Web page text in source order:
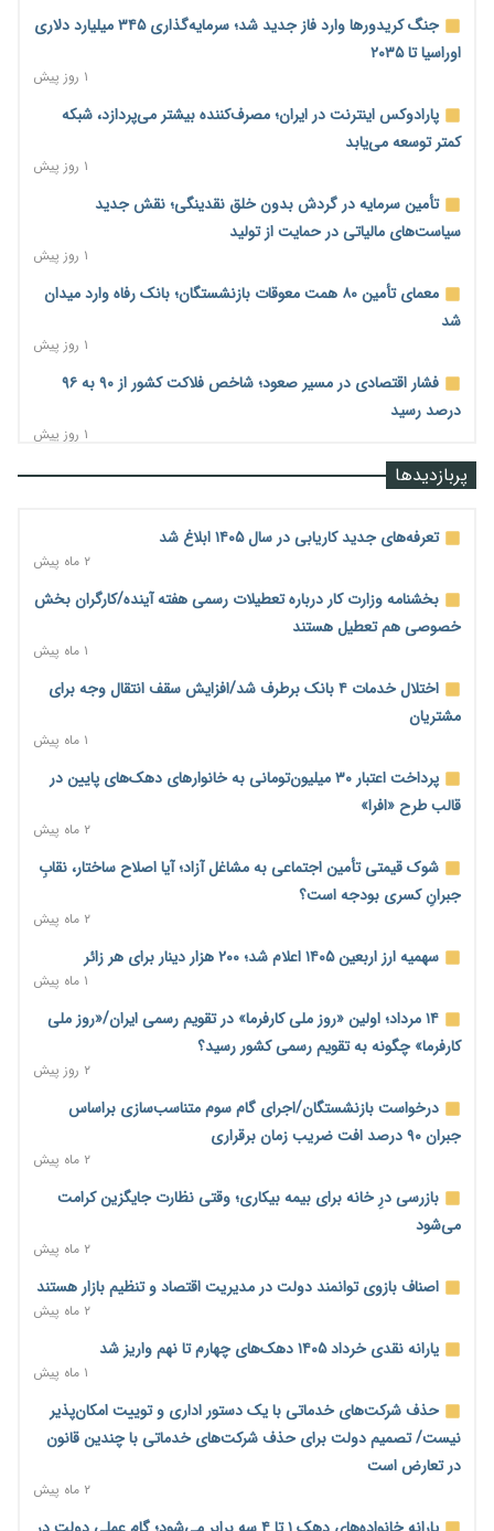
جنگ کریدورها وارد فاز جدید شد؛ سرمایه‌گذاری ۳۴۵ میلیارد دلاری
اوراسیا تا ۲۰۳۵
۱ روز پیش
پارادوکس اینترنت در ایران؛ مصرف‌کننده بیشتر می‌پردازد، شبکه
کمتر توسعه می‌یابد
۱ روز پیش
تأمین سرمایه در گردش بدون خلق نقدینگی؛ نقش جدید
سیاست‌های مالیاتی در حمایت از تولید
۱ روز پیش
معمای تأمین ۸۰ همت معوقات بازنشستگان؛ بانک رفاه وارد میدان
شد
۱ روز پیش
فشار اقتصادی در مسیر صعود؛ شاخص فلاکت کشور از ۹۰ به ۹۶
درصد رسید
۱ روز پیش
رشد ۷۵ هزار میلیاردی بازار خرید اعتباری؛ فین‌تک‌ها وارد میدان
آغاز اجرای پایلوت «ردا کارت» برای دانشجویان تحصیلات تکمیلی
۱ روز پیش
محدودیت تازه برای شبکه بانکی؛ افزایش سپرده قانونی با هدف
کنترل تورم
۱ روز پیش
ترمز تولید خودرو کشیده شد؛ افت ۲۵ درصدی تیراژ ایران‌خودرو،
سایپا و پارس‌خودرو
۱ روز پیش
بنگاه‌داری بانک‌ها؛ مانع بزرگ خانه‌دار شدن مستأجران
نماینده مجلس: توسعه مرزهای زمینی به راهبرد تأمین کالاهای
اساسی تبدیل شود
۱ روز پیش
خانه کارگر قزوین: شکاف دستمزد و هزینه معیشت هر روز عمیق‌تر
می‌شود
۱ روز پیش
رئیس سازمان امور مالیاتی: بلاگرهای پردرآمد مشمول پرداخت
مالیات هستند
۱ روز پیش
پیش‌بینی افزایش تولید برنج؛ نیاز وارداتی کشور به ۵۰۰ هزار تن
کاهش می‌یابد
۱ روز پیش
امضای تفاهم‌نامه تجاری ایران و پاکستان؛ هدف‌گذاری تجارت ۱۰
اختیارات جدید گمرکات برای تمدید ورود موقت کالا و خودرو تا
پایان شهریور ابلاغ شد
۱ روز پیش
پربازدیدها
تعرفه‌های جدید کاریابی در سال ۱۴۰۵ ابلاغ شد
۲ ماه پیش
بخشنامه وزارت کار درباره تعطیلات رسمی هفته آینده/کارگران بخش
خصوصی هم تعطیل هستند
۱ ماه پیش
اختلال خدمات ۴ بانک برطرف شد/افزایش سقف انتقال وجه برای
مشتریان
۱ ماه پیش
پرداخت اعتبار ۳۰ میلیون‌تومانی به خانوارهای دهک‌های پایین در
قالب طرح «افرا»
۲ ماه پیش
شوک قیمتی تأمین اجتماعی به مشاغل آزاد؛ آیا اصلاح ساختار، نقابِ
جبرانِ کسری بودجه است؟
۲ ماه پیش
سهمیه ارز اربعین ۱۴۰۵ اعلام شد؛ ۲۰۰ هزار دینار برای هر زائر
۱ ماه پیش
۱۴ مرداد؛ اولین «روز ملی کارفرما» در تقویم رسمی ایران/«روز ملی
کارفرما» چگونه به تقویم رسمی کشور رسید؟
۲ روز پیش
درخواست بازنشستگان/اجرای گام سوم متناسب‌سازی براساس
جبران ۹۰ درصد افت ضریب زمان برقراری
۲ ماه پیش
بازرسی درِ خانه برای بیمه بیکاری؛ وقتی نظارت جایگزین کرامت
می‌شود
۲ ماه پیش
اصناف بازوی توانمند دولت در مدیریت اقتصاد و تنظیم بازار هستند
۲ ماه پیش
یارانه نقدی خرداد ۱۴۰۵ دهک‌های چهارم تا نهم واریز شد
۱ ماه پیش
حذف شرکت‌های خدماتی با یک دستور اداری و توییت امکان‌پذیر
نیست/ تصمیم دولت برای حذف شرکت‌های خدماتی با چندین قانون
در تعارض است
۲ ماه پیش